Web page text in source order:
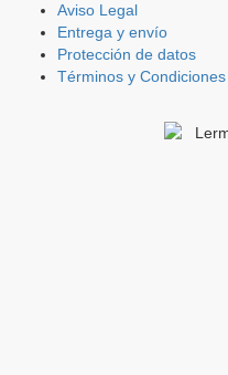
Aviso Legal
Entrega y envío
Protección de datos
Términos y Condiciones